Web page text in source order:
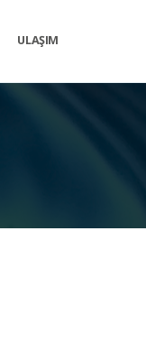
ULAŞIM